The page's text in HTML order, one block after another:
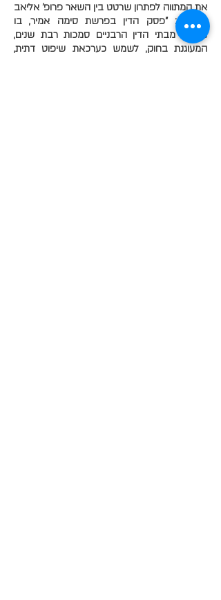
את המתווה לפתרון שרטט בין השאר פרופ' אליאב
שוחטמן: "פסק הדין בפרשת סימה אמיר, בו
נעקרה מבתי הדין הרבניים סמכות רבת שנים,
המעוגנת בחוק, לשמש כערכאת שיפוט דתית,